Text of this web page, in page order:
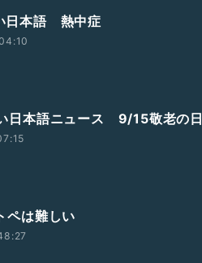
日本語 熱中症
日本語ニュース 9/15敬老の日
ペは難しい